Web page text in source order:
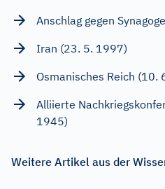
Anschlag gegen
Iran (23. 5. 1997)
Osmanisches Reich (10.
Alliierte
1945)
Weitere Artikel aus der